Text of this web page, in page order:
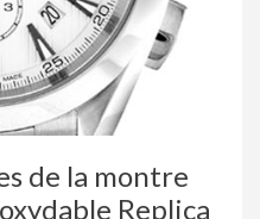
de la montre
Replica